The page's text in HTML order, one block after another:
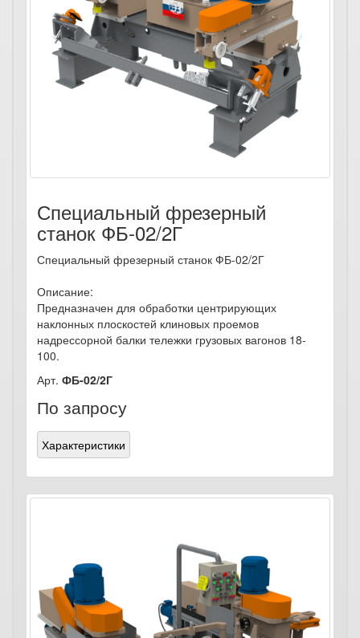
Специальный фрезерный
станок ФБ-02/2Г
Специальный фрезерный станок ФБ-02/2Г
Описание:
Предназначен для обработки центрирующих
наклонных плоскостей клиновых проемов
надрессорной балки тележки грузовых вагонов 18-
100.
Арт. ФБ-02/2Г
По запросу
Характеристики